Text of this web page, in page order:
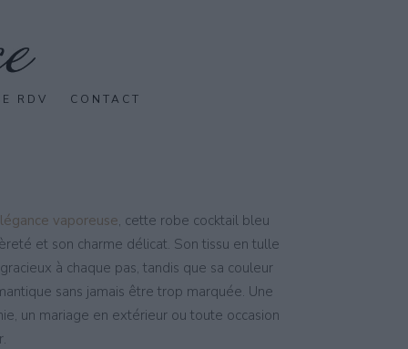
RDV CONTACT
vaporeuse, cette robe cocktail bleu
et son charme délicat. Son tissu en tulle
à chaque pas, tandis que sa couleur
sans jamais être trop marquée. Une
un mariage en extérieur ou toute occasion